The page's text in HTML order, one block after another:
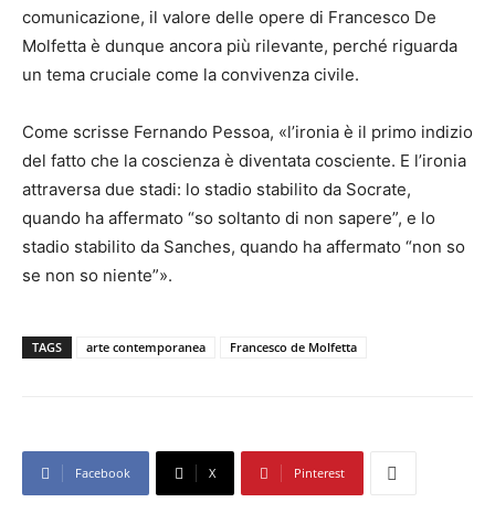
comunicazione, il valore delle opere di Francesco De
Molfetta è dunque ancora più rilevante, perché riguarda
un tema cruciale come la convivenza civile.
Come scrisse Fernando Pessoa, «l’ironia è il primo indizio
del fatto che la coscienza è diventata cosciente. E l’ironia
attraversa due stadi: lo stadio stabilito da Socrate,
quando ha affermato “so soltanto di non sapere”, e lo
stadio stabilito da Sanches, quando ha affermato “non so
se non so niente”».
TAGS arte contemporanea Francesco de Molfetta
Facebook X Pinterest